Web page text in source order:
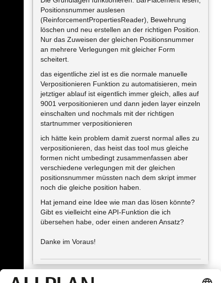
Positionsnummer auslesen
(ReinforcementPropertiesReader), Bewehrung
löschen und neu erstellen an der richtigen Position.
Nur das Zuweisen der gleichen Positionsnummer
an mehrere Verlegungen mit gleicher Form
scheitert.
das eigentliche ziel ist es die normale manuelle
Verpositionieren Funktion zu automatisieren, mein
jetztiger ablauf ist eigentlich immer gleich, alles auf
9001 verpositionieren und dann jeden layer einzeln
einschalten und nochmals mit der richtigen
startnummer verpositionieren
ich hätte kein problem damit zuerst normal alles zu
verpositionieren, das heist das tool mus gleiche
formen nicht umbedingt zusammenfassen aber
verschiedene verlegungen mit der gleichen
positionsnummer müssten nach dem skript immer
noch die gleiche position haben.
Hat jemand eine Idee wie man das lösen könnte?
Gibt es vielleicht eine API-Funktion die ich
übersehen habe, oder einen anderen Ansatz?
Danke im Voraus!